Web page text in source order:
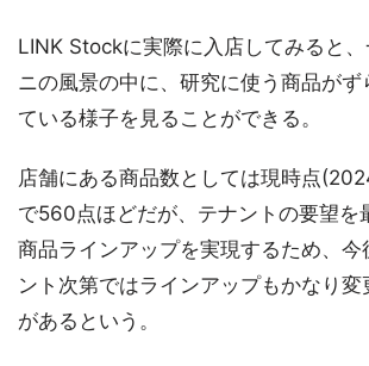
LINK Stockに実際に入店してみると
ニの風景の中に、研究に使う商品が
ている様子を見ることができる。
店舗にある商品数としては現時点
で560点ほどだが、テナントの要望を
商品ラインアップを実現するため、今
ント次第ではラインアップもかなり変
があるという。